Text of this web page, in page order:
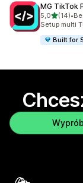
MG TikTok
5,0na 5(14)
Łączna •
Setup multi
Built for